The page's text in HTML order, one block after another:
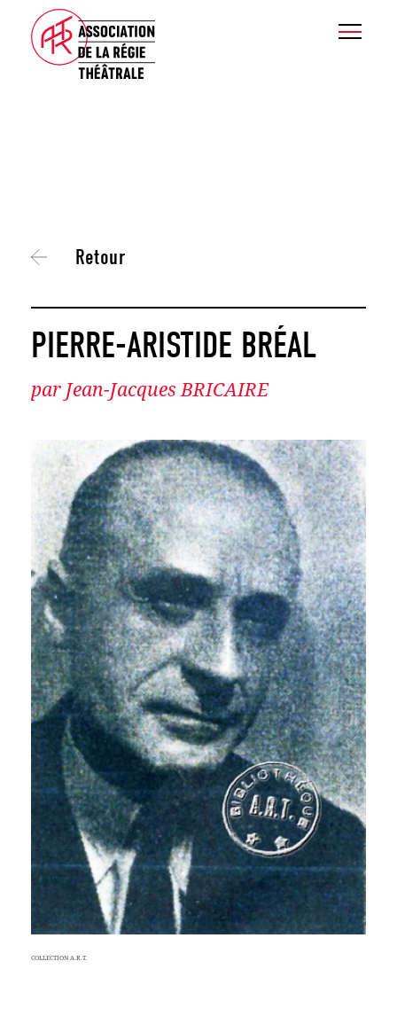
Retour
PIERRE-ARISTIDE BRÉAL
par Jean-Jacques BRICAIRE
COLLECTION A.R.T.